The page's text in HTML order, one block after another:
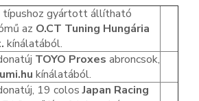
típushoz gyártott állítható
az O.CT Tuning Hungária
kínálatából.
TOYO Proxes abroncsok,
kínálatából.
19 colosJapan Racing